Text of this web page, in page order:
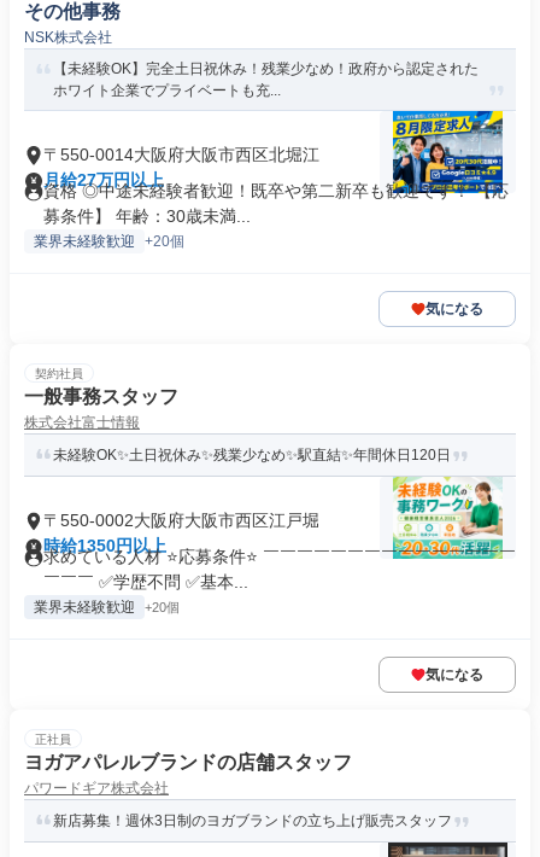
その他事務
NSK株式会社
【未経験OK】完全土日祝休み！残業少なめ！政府から認定された
ホワイト企業でプライベートも充...
〒550-0014大阪府大阪市西区北堀江
月給27万円以上
資格 ◎中途未経験者歓迎！既卒や第二新卒も歓迎です！ 【応
募条件】 年齢：30歳未満...
業界未経験歓迎 +20個
気になる
契約社員
一般事務スタッフ
株式会社富士情報
未経験OK✨土日祝休み✨残業少なめ✨駅直結✨年間休日120日
〒550-0002大阪府大阪市西区江戸堀
時給1350円以上
求めている人材 ⭐応募条件⭐ ￣￣￣￣￣￣￣￣￣￣￣￣￣￣￣
￣￣￣ ✅学歴不問 ✅基本...
業界未経験歓迎 +20個
気になる
正社員
ヨガアパレルブランドの店舗スタッフ
パワードギア株式会社
新店募集！週休3日制のヨガブランドの立ち上げ販売スタッフ